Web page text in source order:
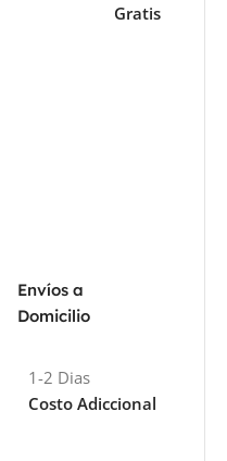
Gratis
Envíos a
Domicilio
1-2 Dias
Costo Adiccional